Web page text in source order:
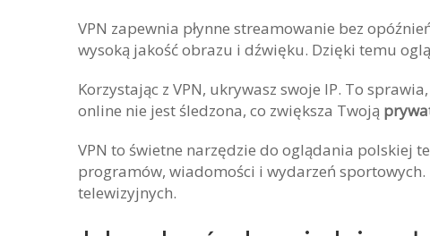
VPN zapewnia płynne streamowanie bez
wysoką jakość obrazu i dźwięku. Dzięki temu
Korzystając z VPN, ukrywasz swoje IP. To
online nie jest śledzona, co zwiększa Twoją
VPN to świetne narzędzie do oglądania polskiej
programów, wiadomości i wydarzeń
telewizyjnych.